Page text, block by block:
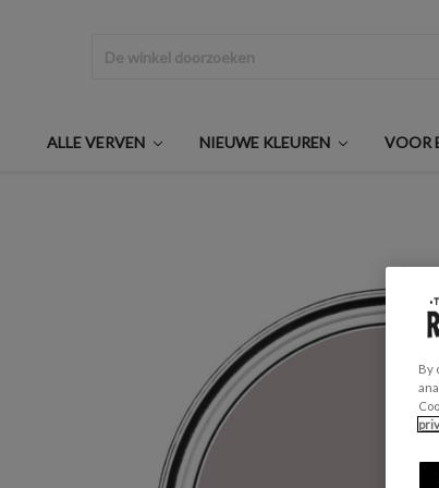
ALLE VERVEN NIEUWE KLEUREN VOOR
By